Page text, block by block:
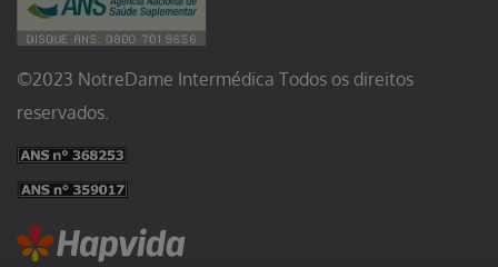
©2023 NotreDame Intermédica Todos os direitos
reservados.